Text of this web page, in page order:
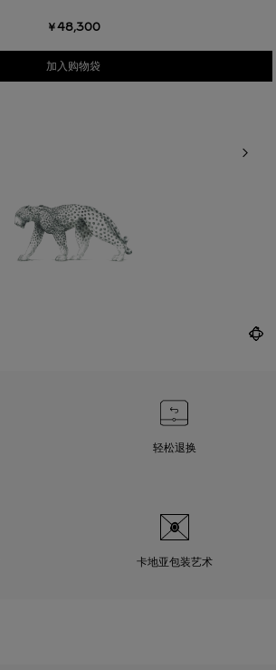
￥48,300
加入购物袋
轻松退换
卡地亚包装艺术